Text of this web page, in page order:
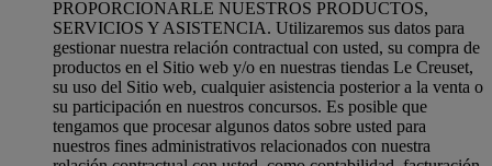
PROPORCIONARLE NUESTROS PRODUCTOS,
SERVICIOS Y ASISTENCIA. Utilizaremos sus datos para
gestionar nuestra relación contractual con usted, su compra de
productos en el Sitio web y/o en nuestras tiendas Le Creuset,
su uso del Sitio web, cualquier asistencia posterior a la venta o
su participación en nuestros concursos. Es posible que
tengamos que procesar algunos datos sobre usted para
nuestros fines administrativos relacionados con nuestra